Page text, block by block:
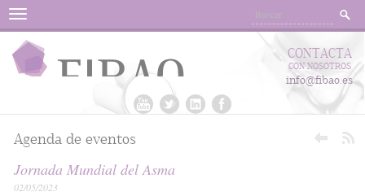
Menu
CONTACTA
CON NOSOTROS
info@fibao.es
Agenda de eventos
Jornada Mundial del Asma
02/05/2023